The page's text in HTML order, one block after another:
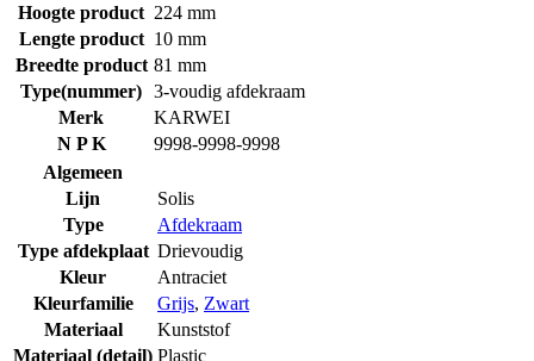
Hoogte product 224 mm
Lengte product 10 mm
Breedte product 81 mm
Type(nummer) 3-voudig afdekraam
Merk
KARWEI
N P K
9998-9998-9998
Algemeen
Lijn
Solis
Type
Afdekraam
Type afdekplaat Drievoudig
Kleur
Antraciet
Kleurfamilie
Grijs, Zwart
Materiaal
Kunststof
Materiaal (detail) Plastic